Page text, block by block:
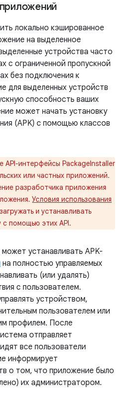
локально кэшированное
на выделенное
устройства часто
с ограниченной пропускной
без подключения к
для выделенных устройств
способность ваших
может начать установку
(APK) с помощью классов
API-интерфейсы PackageInstaller
или частных приложений.
разработчика приложения
Условия использования
и устанавливать
помощью этих API.
устанавливать APK-
на полностью управляемых
(или удалять)
с пользователем.
устройством,
пользователем или
профилем. После
отправляет
все пользователи
информирует
о том, что приложение было
их администратором.